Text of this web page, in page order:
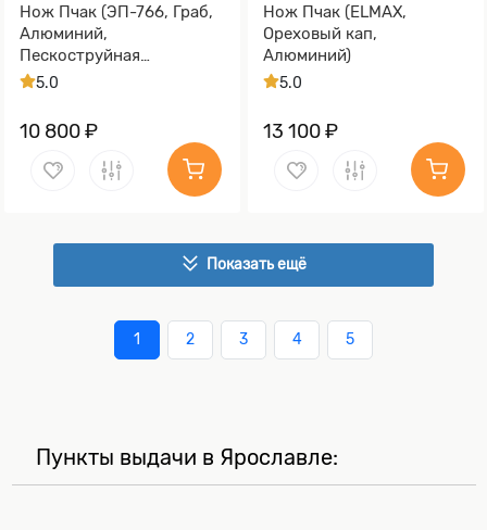
Нож Пчак (ЭП-766, Граб,
Алюминий,
Пескоструйная
обработка Sandwave)
5.0
10 800 ₽
Нож Пчак (ELMAX,
Ореховый кап,
Алюминий)
5.0
13 100 ₽
Показать ещё
1 2 3 4 5
Пункты выдачи в Ярославле: